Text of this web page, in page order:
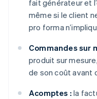
fait générateur et
même si le client
pro forma
Commandes sur
produit sur
de son coût avant
Acomptes : la